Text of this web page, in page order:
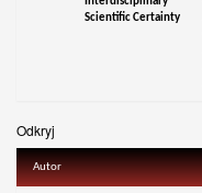
Scientific Certainty
Odkryj
Autor